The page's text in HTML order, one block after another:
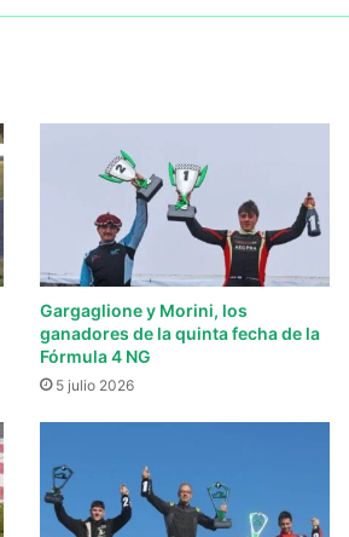
Gargaglione y Morini, los
ganadores de la quinta fecha de la
Fórmula 4 NG
5 julio 2026